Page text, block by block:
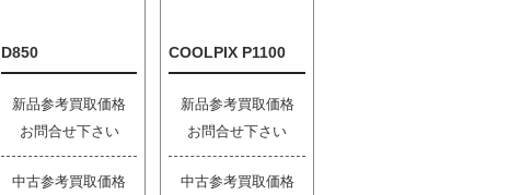
D850
新品参考買取価格
お問合せ下さい
中古参考買取価格
COOLPIX P1100
新品参考買取価格
お問合せ下さい
中古参考買取価格